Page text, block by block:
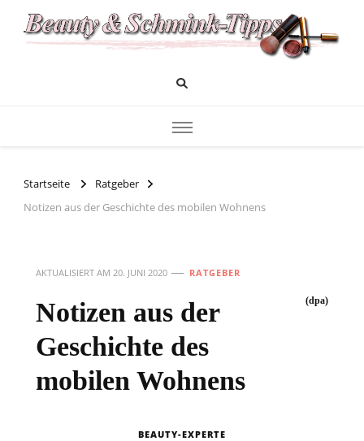
Beauty und Schminktipps
Startseite
Ratgeber
Notizen aus der Geschichte des mobilen Wohnens
AKTUALISIERT AM 20. JUNI 2020 RATGEBER
Notizen aus der
Geschichte des
mobilen Wohnens
(dpa)
BEAUTY-EXPERTE